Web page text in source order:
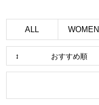
ALL WOMEN